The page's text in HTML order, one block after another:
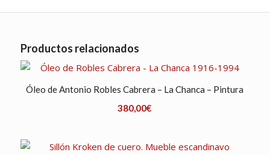
Productos relacionados
Óleo de Antonio Robles Cabrera – La Chanca – Pintura
380,00€